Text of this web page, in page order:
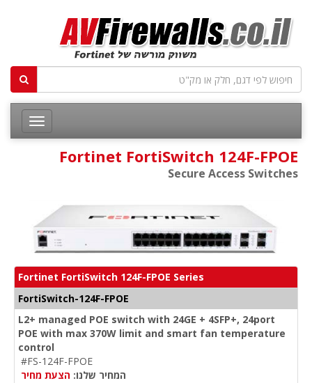
Fortinet FortiSwitch 124F-FPOE
Secure Access Switches
Fortinet FortiSwitch 124F-FPOE Series
FortiSwitch-124F-FPOE
L2+ managed POE switch with 24GE + 4SFP+, 24port
POE with max 370W limit and smart fan temperature
control
#FS-124F-FPOE
המחיר שלנו: הצעת מחיר